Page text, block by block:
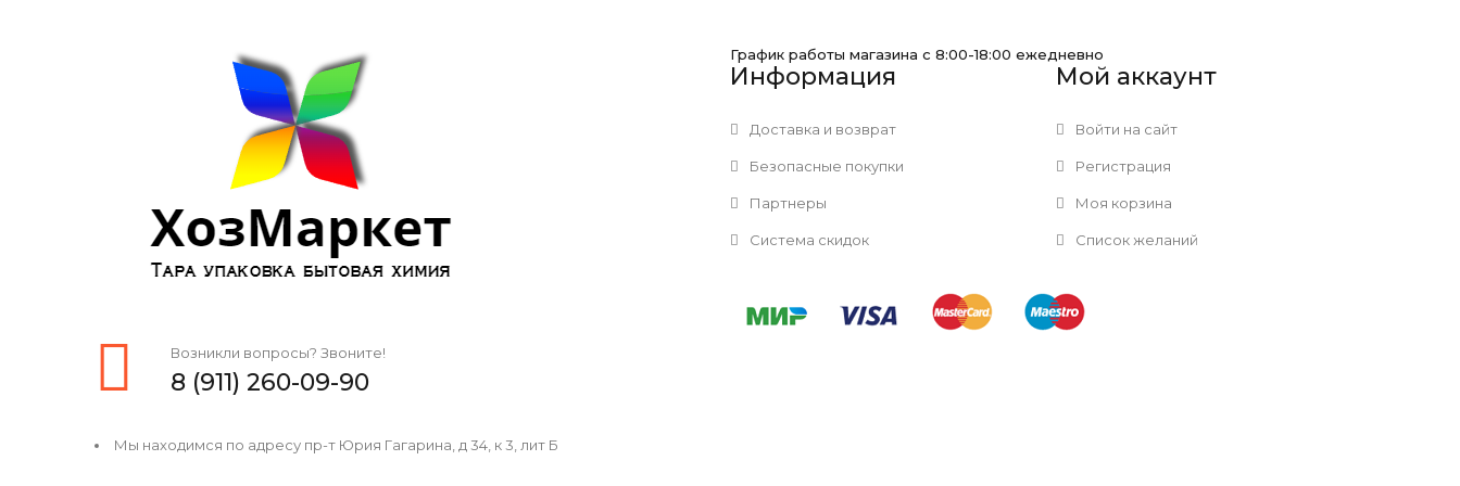
Возникли вопросы? Звоните!
8 (911) 260-09-90
Мы находимся по адресу пр-т Юрия Гагарина, д 34, к 3, лит Б
График работы магазина с 8:00-18:00 ежедневно
Информация
Доставка и возврат
Безопасные покупки
Партнеры
Система скидок
Мой аккаунт
Войти на сайт
Регистрация
Моя корзина
Список желаний